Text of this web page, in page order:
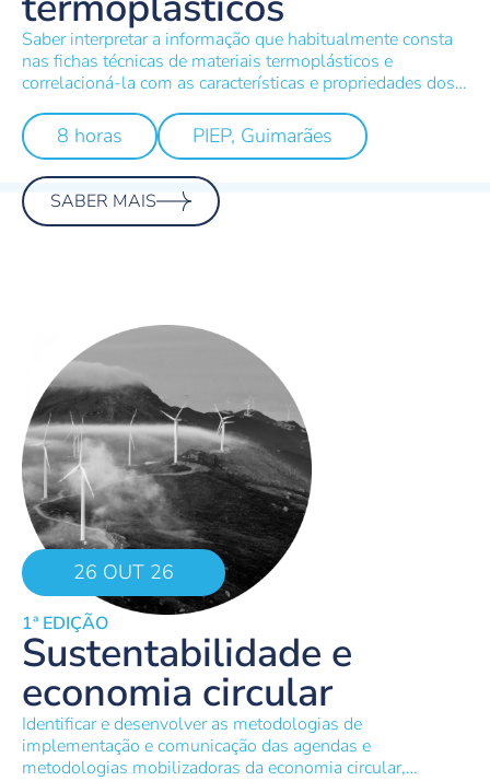
Saber interpretar a informação que habitualmente consta
nas fichas técnicas de materiais termoplásticos e
correlacioná-la com as características e propriedades dos
8 horas PIEP, Guimarães
SABER MAIS
26 OUT 26
1ª EDIÇÃO
Sustentabilidade e
economia circular
Identificar e desenvolver as metodologias de
implementação e comunicação das agendas e
metodologias mobilizadoras da economia circular,